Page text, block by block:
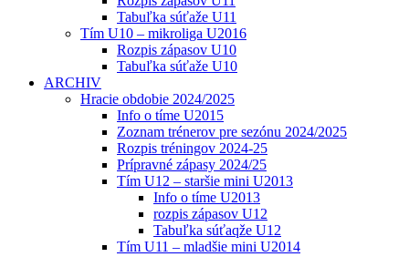
Tabuľka súťaže U11
Tím U10 – mikroliga U2016
Rozpis zápasov U10
Tabuľka súťaže U10
ARCHIV
Hracie obdobie 2024/2025
Info o tíme U2015
Zoznam trénerov pre sezónu 2024/2025
Rozpis tréningov 2024-25
Prípravné zápasy 2024/25
Tím U12 – staršie mini U2013
Info o tíme U2013
rozpis zápasov U12
Tabuľka súťaqže U12
Tím U11 – mladšie mini U2014